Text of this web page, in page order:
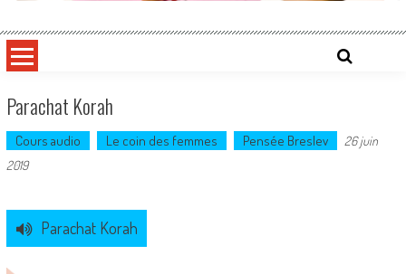
Parachat Korah
Cours audio Le coin des femmes Pensée Breslev
26 juin
2019
Parachat Korah